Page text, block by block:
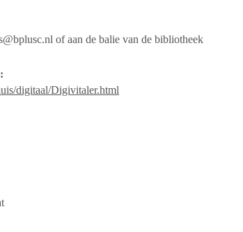
of aan de balie van de bibliotheek
digitaal/Digivitaler.html